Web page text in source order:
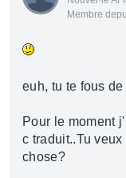
Membre
euh, tu te fous
Pour le moment
c traduit..Tu
chose?